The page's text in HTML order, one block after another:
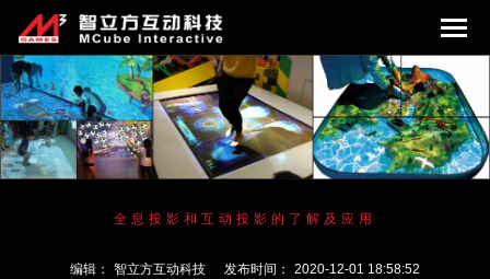
全息投影和互动投影的了解及应用
编辑： 智立方互动科技 发布时间： 2020-12-01 18:58:52